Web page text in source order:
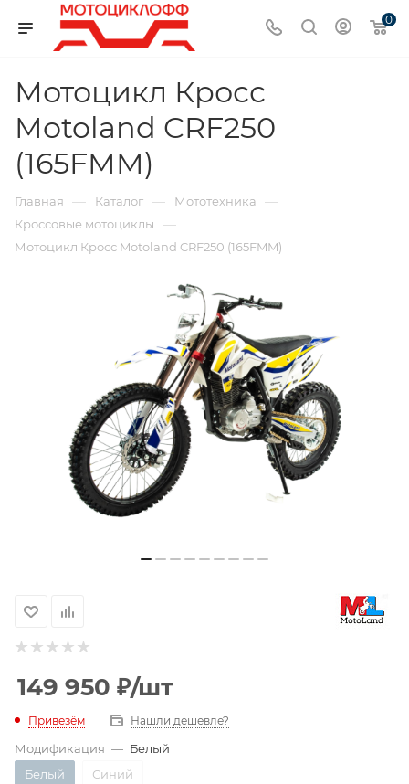
0
Мотоцикл Кросс
Motoland CRF250
(165FMM)
Главная — Каталог — Мототехника —
Кроссовые мотоциклы —
Мотоцикл Кросс Motoland CRF250 (165FMM)
149 950 ₽/шт
Привезём Нашли дешевле?
Модификация — Белый
Белый
Синий